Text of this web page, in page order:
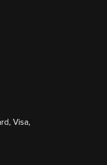
Visa,